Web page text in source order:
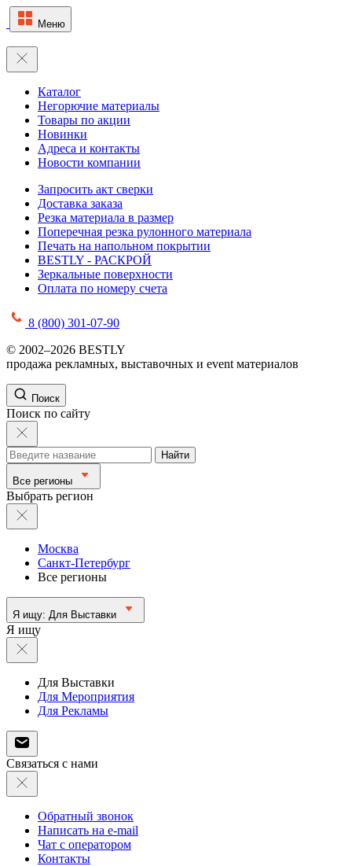
Меню
Каталог
Негорючие материалы
Товары по акции
Новинки
Адреса и контакты
Новости компании
Запросить акт сверки
Доставка заказа
Резка материала в размер
Поперечная резка рулонного материала
Печать на напольном покрытии
BESTLY - РАСКРОЙ
Зеркальные поверхности
Оплата по номеру счета
8 (800) 301-07-90
© 2002–2026 BESTLY
продажа рекламных, выставочных и event материалов
Поиск
Поиск по сайту
Найти
Все регионы
Выбрать регион
Москва
Санкт-Петербург
Все регионы
Я ищу: Для Выставки
Я ищу
Для Выставки
Для Мероприятия
Для Рекламы
Связаться с нами
Обратный звонок
Написать на e-mail
Чат с оператором
Контакты